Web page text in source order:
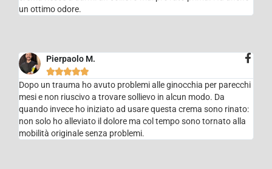
un ottimo odore.
Pierpaolo M.

Dopo un trauma ho avuto problemi alle ginocchia per parecchi
mesi e non riuscivo a trovare sollievo in alcun modo. Da
quando invece ho iniziato ad usare questa crema sono rinato:
non solo ho alleviato il dolore ma col tempo sono tornato alla
mobilità originale senza problemi.